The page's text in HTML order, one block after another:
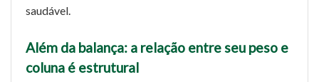
saudável.
Além da balança: a relação entre seu peso e
coluna é estrutural